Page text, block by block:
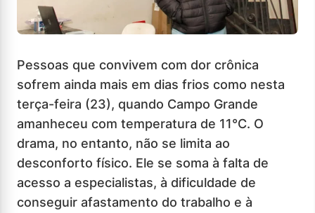
Pessoas que convivem com dor crônica
sofrem ainda mais em dias frios como nesta
terça-feira (23), quando Campo Grande
amanheceu com temperatura de 11°C. O
drama, no entanto, não se limita ao
desconforto físico. Ele se soma à falta de
acesso a especialistas, à dificuldade de
conseguir afastamento do trabalho e à